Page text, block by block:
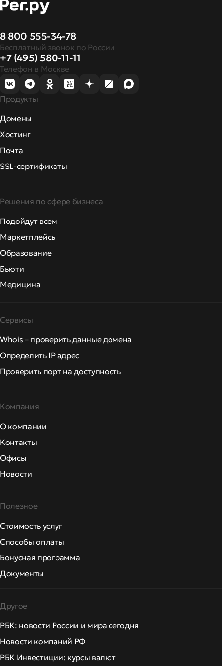
8 800 555-34-78
Бесплатный звонок по России
+7 (495) 580-11-11
Телефон в Москве
Продукты
Домены
Хостинг
Почта
SSL-сертификаты
Решения по сфере бизнеса
Подойдут всем
Маркетплейсы
Образование
Бьюти
Медицина
Сервисы
Whois – проверить данные домена
Определить IP адрес
Проверить порт на доступность
Компания
О компании
Контакты
Офисы
Новости
Полезное
Стоимость услуг
Способы оплаты
Бонусная программа
Документы
Другое
РБК: новости России и мира сегодня
Новости компаний РФ
РБК Инвестиции: курсы валют